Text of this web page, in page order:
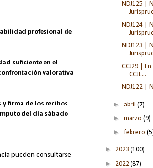
profesional de
suficiente en el
valorativa
y firma de los recibos
del día sábado
pueden consultarse
NDJ125 |
NDJ124 |
NDJ123 |
CCJ29 |
CCJL...
NDJ122 |
► abril (7)
► marzo (9)
► febrero
► 2023 (100)
► 2022 (87)